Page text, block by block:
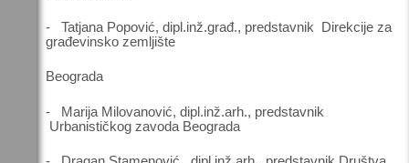
- Tatjana Popović, dipl.inž.građ., predstavnik Direkcije za
građevinsko zemljište
Beograda
- Marija Milovanović, dipl.inž.arh., predstavnik
Urbanističkog zavoda Beograda